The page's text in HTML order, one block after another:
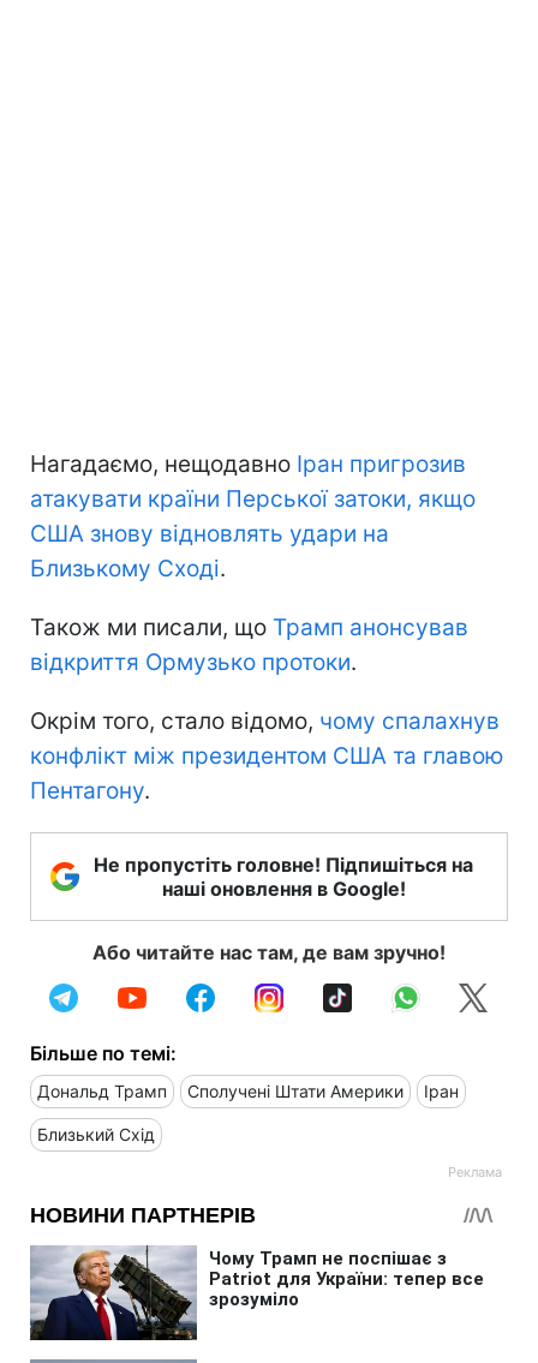
Нагадаємо, нещодавно Іран пригрозив
атакувати країни Перської затоки, якщо
США знову відновлять удари на
Близькому Сході.
Також ми писали, що Трамп анонсував
відкриття Ормузько протоки.
Окрім того, стало відомо, чому спалахнув
конфлікт між президентом США та главою
Пентагону.
Не пропустіть головне! Підпишіться на
наші оновлення в Google!
Або читайте нас там, де вам зручно!
Більше по темі:
Дональд Трамп Сполучені Штати Америки Іран
Близький Схід